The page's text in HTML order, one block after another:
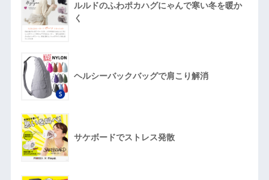
ルルドのふわポカハグにゃんで寒い冬を暖か
く
ヘルシーバックバッグで肩こり解消
サケボードでストレス発散